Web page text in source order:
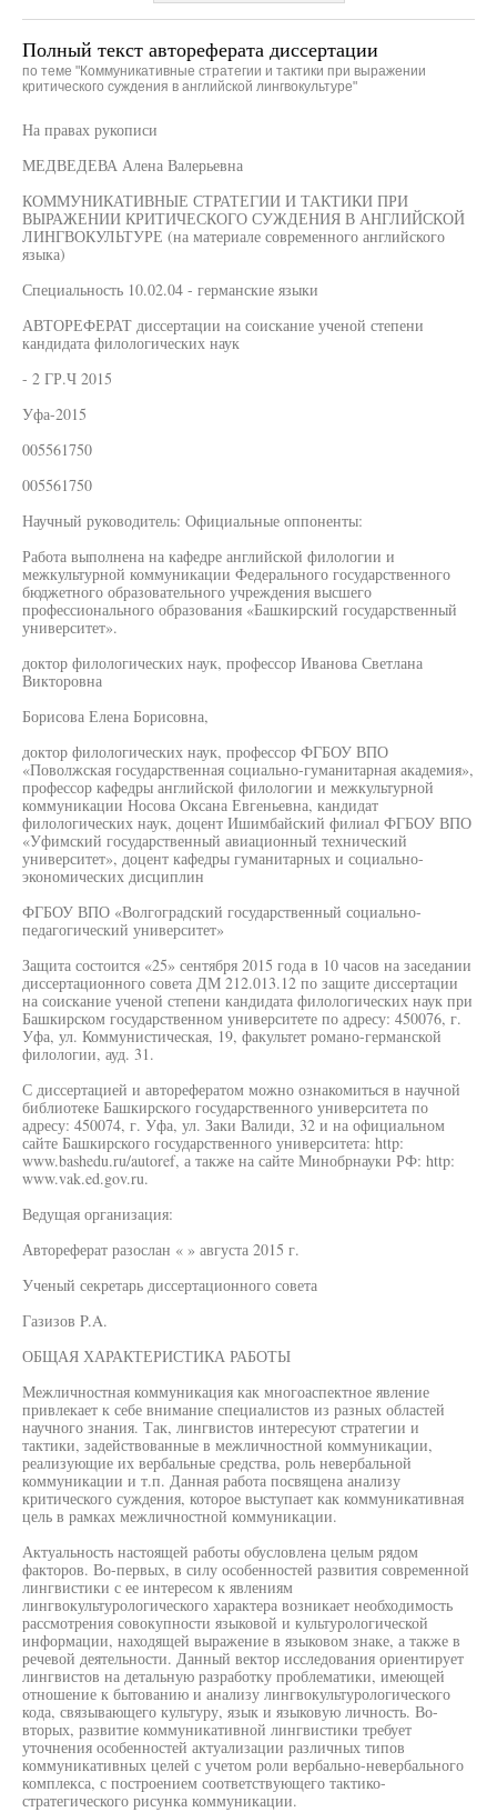
Полный текст автореферата диссертации
по теме "Коммуникативные стратегии и тактики при выражении
критического суждения в английской лингвокультуре"
На правах рукописи
МЕДВЕДЕВА Алена Валерьевна
КОММУНИКАТИВНЫЕ СТРАТЕГИИ И ТАКТИКИ ПРИ
ВЫРАЖЕНИИ КРИТИЧЕСКОГО СУЖДЕНИЯ В АНГЛИЙСКОЙ
ЛИНГВОКУЛЬТУРЕ (на материале современного английского
языка)
Специальность 10.02.04 - германские языки
АВТОРЕФЕРАТ диссертации на соискание ученой степени
кандидата филологических наук
- 2 ГР.Ч 2015
Уфа-2015
005561750
005561750
Научный руководитель: Официальные оппоненты:
Работа выполнена на кафедре английской филологии и
межкультурной коммуникации Федерального государственного
бюджетного образовательного учреждения высшего
профессионального образования «Башкирский государственный
университет».
доктор филологических наук, профессор Иванова Светлана
Викторовна
Борисова Елена Борисовна,
доктор филологических наук, профессор ФГБОУ ВПО
«Поволжская государственная социально-гуманитарная академия»,
профессор кафедры английской филологии и межкультурной
коммуникации Носова Оксана Евгеньевна, кандидат
филологических наук, доцент Ишимбайский филиал ФГБОУ ВПО
«Уфимский государственный авиационный технический
университет», доцент кафедры гуманитарных и социально-
экономических дисциплин
ФГБОУ ВПО «Волгоградский государственный социально-
педагогический университет»
Защита состоится «25» сентября 2015 года в 10 часов на заседании
диссертационного совета ДМ 212.013.12 по защите диссертации
на соискание ученой степени кандидата филологических наук при
Башкирском государственном университете по адресу: 450076, г.
Уфа, ул. Коммунистическая, 19, факультет романо-германской
филологии, ауд. 31.
С диссертацией и авторефератом можно ознакомиться в научной
библиотеке Башкирского государственного университета по
адресу: 450074, г. Уфа, ул. Заки Валиди, 32 и на официальном
сайте Башкирского государственного университета: http:
www.bashedu.ru/autoref, а также на сайте Минобрнауки РФ: http:
www.vak.ed.gov.ru.
Ведущая организация:
Автореферат разослан « » августа 2015 г.
Ученый секретарь диссертационного совета
Газизов P.A.
ОБЩАЯ ХАРАКТЕРИСТИКА РАБОТЫ
Межличностная коммуникация как многоаспектное явление
привлекает к себе внимание специалистов из разных областей
научного знания. Так, лингвистов интересуют стратегии и
тактики, задействованные в межличностной коммуникации,
реализующие их вербальные средства, роль невербальной
коммуникации и т.п. Данная работа посвящена анализу
критического суждения, которое выступает как коммуникативная
цель в рамках межличностной коммуникации.
Актуальность настоящей работы обусловлена целым рядом
факторов. Во-первых, в силу особенностей развития современной
лингвистики с ее интересом к явлениям
лингвокультурологического характера возникает необходимость
рассмотрения совокупности языковой и культурологической
информации, находящей выражение в языковом знаке, а также в
речевой деятельности. Данный вектор исследования ориентирует
лингвистов на детальную разработку проблематики, имеющей
отношение к бытованию и анализу лингвокультурологического
кода, связывающего культуру, язык и языковую личность. Во-
вторых, развитие коммуникативной лингвистики требует
уточнения особенностей актуализации различных типов
коммуникативных целей с учетом роли вербально-невербального
комплекса, с построением соответствующего тактико-
стратегического рисунка коммуникации.